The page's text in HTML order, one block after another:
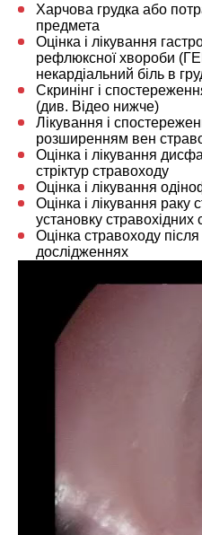
Харчова грудка або
предмета
Оцінка і лікування
рефлюксної хвороби
некардіальний біль в
Скринінг і
(див. Відео нижче)
Лікування і
розширенням вен
Оцінка і лікування
стріктур стравоходу
Оцінка і лікування
Оцінка і лікування
установку стравохідних
Оцінка стравоходу
дослідженнях